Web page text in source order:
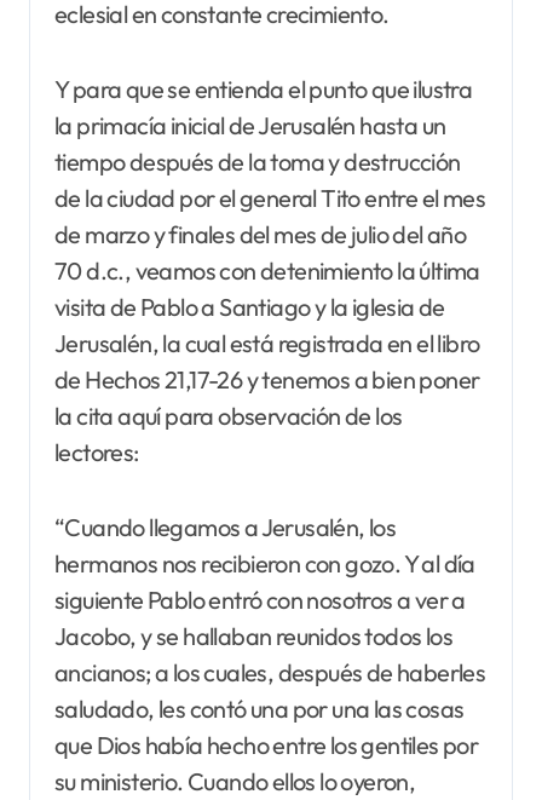
eclesial en constante crecimiento.
Y para que se entienda el punto que ilustra
la primacía inicial de Jerusalén hasta un
tiempo después de la toma y destrucción
de la ciudad por el general Tito entre el mes
de marzo y finales del mes de julio del año
70 d.c., veamos con detenimiento la última
visita de Pablo a Santiago y la iglesia de
Jerusalén, la cual está registrada en el libro
de Hechos 21,17-26 y tenemos a bien poner
la cita aquí para observación de los
lectores:
“Cuando llegamos a Jerusalén, los
hermanos nos recibieron con gozo. Y al día
siguiente Pablo entró con nosotros a ver a
Jacobo, y se hallaban reunidos todos los
ancianos; a los cuales, después de haberles
saludado, les contó una por una las cosas
que Dios había hecho entre los gentiles por
su ministerio. Cuando ellos lo oyeron,